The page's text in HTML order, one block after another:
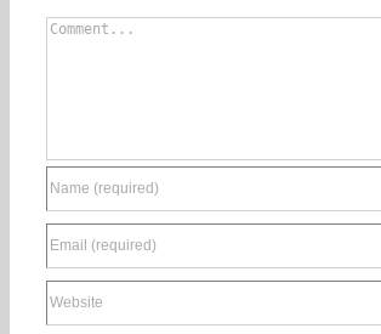
Comment